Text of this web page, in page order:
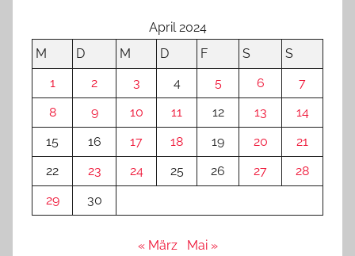
April 2024
M
D M D F S
S
1
2 3 4 5 6
7
8
9 10 11 12 13
14
15
16 17 18 19 20
21
22
23 24 25 26 27
28
29
30
« März Mai »